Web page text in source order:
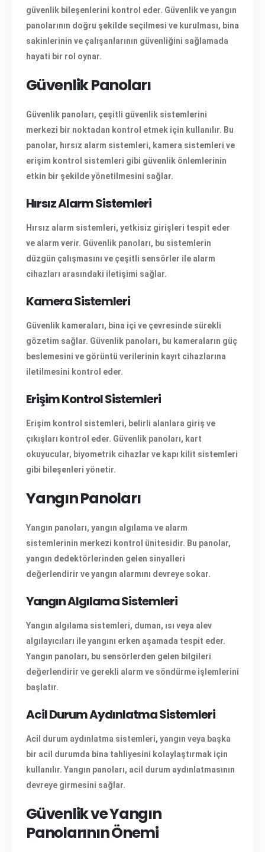
güvenlik bileşenlerini kontrol eder. Güvenlik ve yangın
panolarının doğru şekilde seçilmesi ve kurulması, bina
sakinlerinin ve çalışanlarının güvenliğini sağlamada
hayati bir rol oynar.
Güvenlik Panoları
Güvenlik panoları, çeşitli güvenlik sistemlerini
merkezi bir noktadan kontrol etmek için kullanılır. Bu
panolar, hırsız alarm sistemleri, kamera sistemleri ve
erişim kontrol sistemleri gibi güvenlik önlemlerinin
etkin bir şekilde yönetilmesini sağlar.
Hırsız Alarm Sistemleri
Hırsız alarm sistemleri, yetkisiz girişleri tespit eder
ve alarm verir. Güvenlik panoları, bu sistemlerin
düzgün çalışmasını ve çeşitli sensörler ile alarm
cihazları arasındaki iletişimi sağlar.
Kamera Sistemleri
Güvenlik kameraları, bina içi ve çevresinde sürekli
gözetim sağlar. Güvenlik panoları, bu kameraların güç
beslemesini ve görüntü verilerinin kayıt cihazlarına
iletilmesini kontrol eder.
Erişim Kontrol Sistemleri
Erişim kontrol sistemleri, belirli alanlara giriş ve
çıkışları kontrol eder. Güvenlik panoları, kart
okuyucular, biyometrik cihazlar ve kapı kilit sistemleri
gibi bileşenleri yönetir.
Yangın Panoları
Yangın panoları, yangın algılama ve alarm
sistemlerinin merkezi kontrol ünitesidir. Bu panolar,
yangın dedektörlerinden gelen sinyalleri
değerlendirir ve yangın alarmını devreye sokar.
Yangın Algılama Sistemleri
Yangın algılama sistemleri, duman, ısı veya alev
algılayıcıları ile yangını erken aşamada tespit eder.
Yangın panoları, bu sensörlerden gelen bilgileri
değerlendirir ve gerekli alarm ve söndürme işlemlerini
başlatır.
Acil Durum Aydınlatma Sistemleri
Acil durum aydınlatma sistemleri, yangın veya başka
bir acil durumda bina tahliyesini kolaylaştırmak için
kullanılır. Yangın panoları, acil durum aydınlatmasının
devreye girmesini sağlar.
Güvenlik ve Yangın
Panolarının Önemi